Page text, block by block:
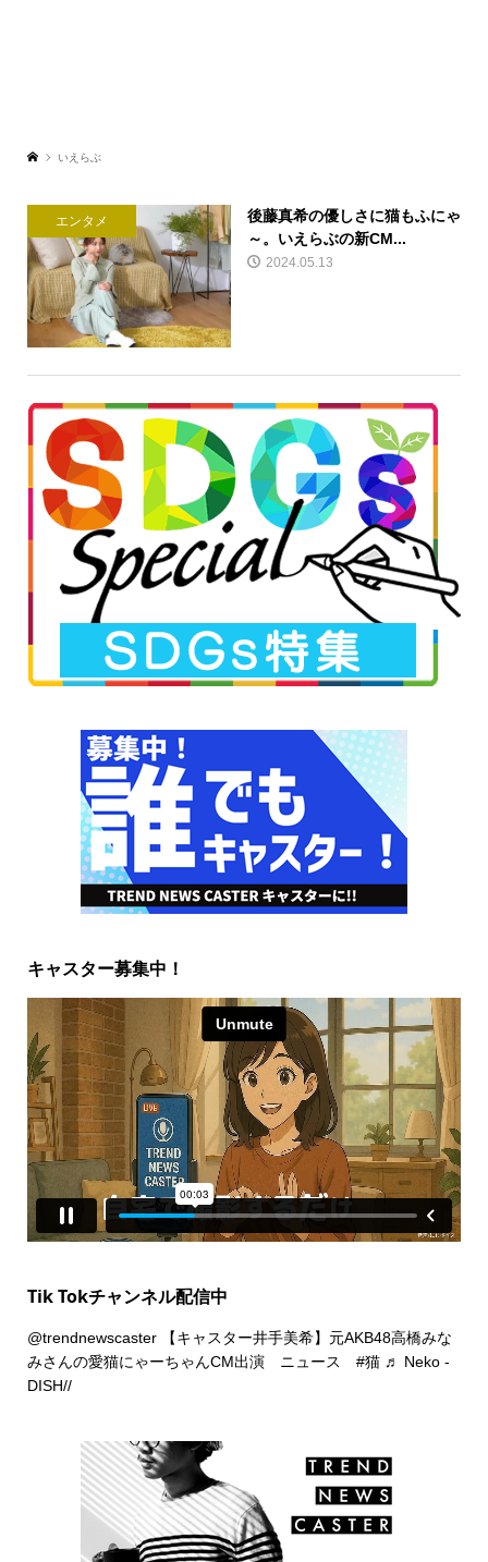
いえらぶ
エンタメ
後藤真希の優しさに猫もふにゃ
～。いえらぶの新CM...
2024.05.13
キャスター募集中！
Tik Tokチャンネル配信中
@trendnewscaster【キャスター井手美希】元AKB48高橋みな
みさんの愛猫にゃーちゃんCM出演 ニュース #猫 ♬ Neko -
DISH//